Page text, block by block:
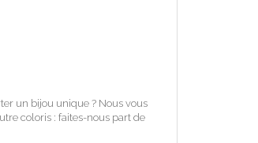
un bijou unique ? Nous vous
coloris : faites-nous part de